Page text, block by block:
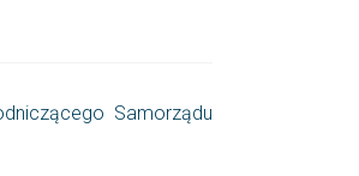
Samorządu